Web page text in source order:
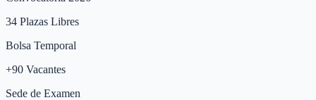
34 Plazas Libres
Bolsa Temporal
+90 Vacantes
Sede de Examen